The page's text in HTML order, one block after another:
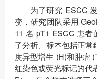
为了研究 ESCC
变，研究团队采用
11 名 pT1 ESCC 患
了分析。标本包括正常
度异型增生 (H)和肿瘤
红染色或荧光标记的代